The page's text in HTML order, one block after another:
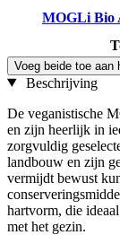
MOGLi Bio
Voeg beide toe aan
Beschrijving
De veganistische
en zijn heerlijk in
zorgvuldig
landbouw en zijn
vermijdt bewust
hartvorm, die
met het gezin.